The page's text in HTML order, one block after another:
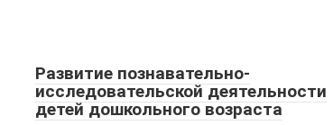
Развитие познавательно-
исследовательской деятельности
детей дошкольного возраста